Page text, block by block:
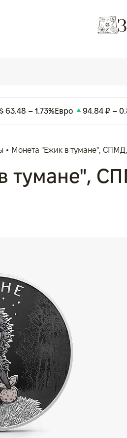
63.48 – 1.73%Евро 94.84 ₽ –
Монета "Ежик в тумане",
тумане",